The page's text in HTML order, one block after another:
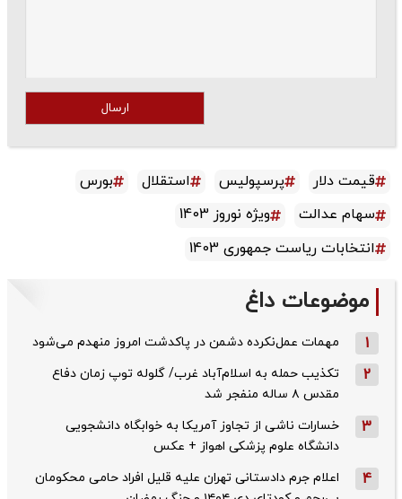
ارسال
قیمت دلار پرسپولیس استقلال
بورس
سهام عدالت
ویژه نوروز 1403
انتخابات ریاست جمهوری 1403
موضوعات داغ
1 مهمات عمل‌نکرده دشمن در پاکدشت امروز منهدم می‌شود
2
تکذیب حمله به اسلام‌آباد غرب/ گلوله توپ زمان دفاع
مقدس ۸ ساله منفجر شد
3
خسارات ناشی از تجاوز آمریکا به خوابگاه دانشجویی
دانشگاه علوم پزشکی اهواز + عکس
4
اعلام جرم دادستانی تهران علیه قلیل افراد حامی محکومان